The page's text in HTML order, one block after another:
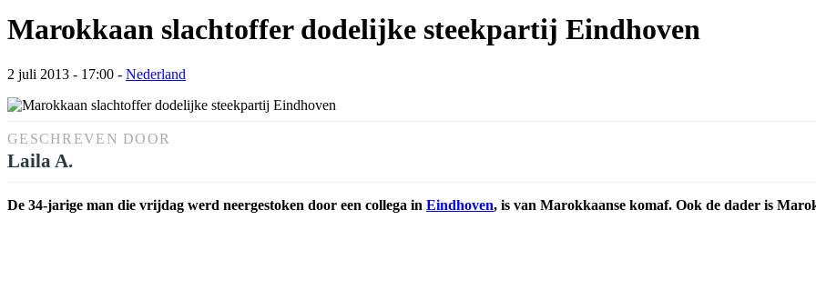
Marokkaan slachtoffer dodelijke steekpartij Eindhoven
2 juli 2013 - 17:00 - Nederland
GESCHREVEN DOOR
Laila A.
De 34-jarige man die vrijdag werd neergestoken door een collega in Eindhoven, is van Marokkaanse komaf. Ook de dader is